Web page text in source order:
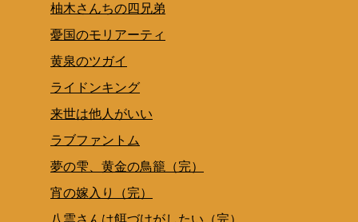
柚木さんちの四兄弟
憂国のモリアーティ
黄泉のツガイ
ライドンキング
来世は他人がいい
ラブファントム
夢の雫、黄金の鳥籠（完）
宵の嫁入り（完）
八雲さんは餌づけがしたい（完）